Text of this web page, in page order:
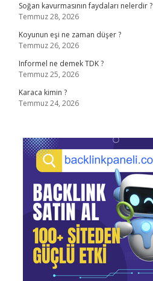
Soğan kavurmasının faydaları nelerdir ?
Temmuz 28, 2026
Koyunun eşi ne zaman düşer ?
Temmuz 26, 2026
Informel ne demek TDK ?
Temmuz 25, 2026
Karaca kimin ?
Temmuz 24, 2026